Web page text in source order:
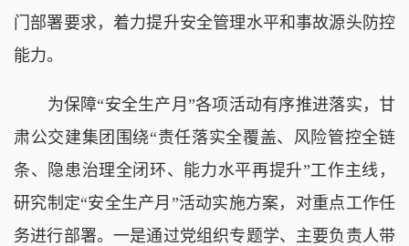
门部署要求，着力提升安全管理水平和事故源头防控
能力。
为保障“安全生产月”各项活动有序推进落实，甘
肃公交建集团围绕“责任落实全覆盖、风险管控全链
条、隐患治理全闭环、能力水平再提升”工作主线 ，
研究制定“安全生产月”活动实施方案 ，对重点工作任
务进行部署。一是通过党组织专题学、主要负责人带